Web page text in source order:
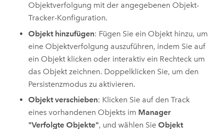
Objektverfolgung mit der angegebenen Objekt-
Tracker-Konfiguration.
Objekt hinzufügen: Fügen Sie ein Objekt hinzu, um
eine Objektverfolgung auszuführen, indem Sie auf
ein Objekt klicken oder interaktiv ein Rechteck um
das Objekt zeichnen. Doppelklicken Sie, um den
Persistenzmodus zu aktivieren.
Objekt verschieben: Klicken Sie auf den Track
eines vorhandenen Objekts im Manager
"Verfolgte Objekte", und wählen SieObjekt